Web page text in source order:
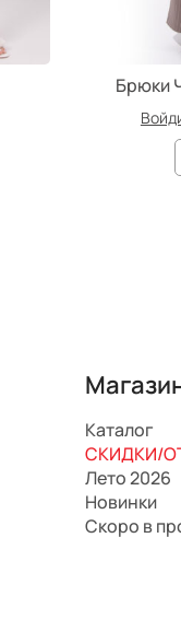
Брюки
Каталог
СКИДКИ/
Лето 2026
Новинки
Скоро в